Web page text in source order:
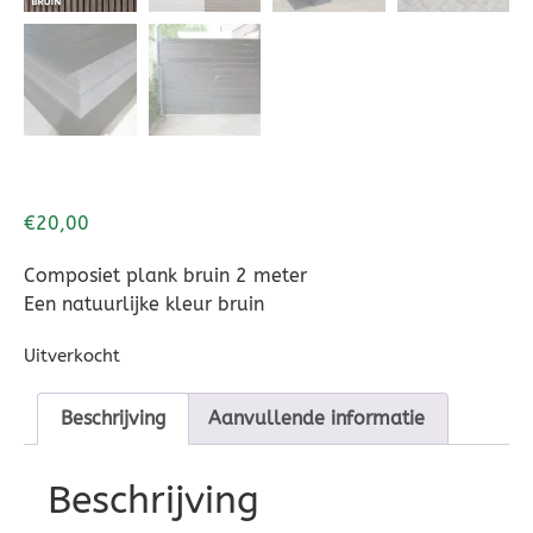
€20,00
Composiet plank bruin 2 meter
Een natuurlijke kleur bruin
Uitverkocht
Beschrijving Aanvullende informatie
Beschrijving